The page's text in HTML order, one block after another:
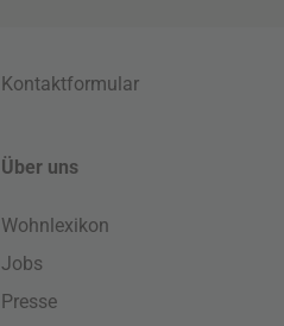
Kontaktformular
Über uns
Wohnlexikon
Jobs
Presse